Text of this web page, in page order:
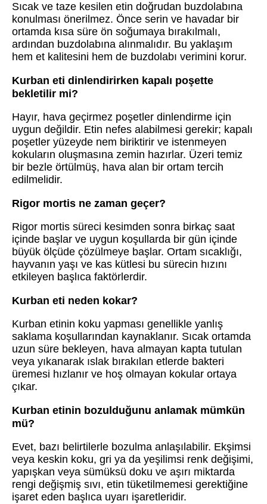
Sıcak ve taze kesilen etin doğrudan buzdolabına
konulması önerilmez. Önce serin ve havadar bir
ortamda kısa süre ön soğumaya bırakılmalı,
ardından buzdolabına alınmalıdır. Bu yaklaşım
hem et kalitesini hem de buzdolabı verimini korur.
Kurban eti dinlendirirken kapalı poşette
bekletilir mi?
Hayır, hava geçirmez poşetler dinlendirme için
uygun değildir. Etin nefes alabilmesi gerekir; kapalı
poşetler yüzeyde nem biriktirir ve istenmeyen
kokuların oluşmasına zemin hazırlar. Üzeri temiz
bir bezle örtülmüş, hava alan bir ortam tercih
edilmelidir.
Rigor mortis ne zaman geçer?
Rigor mortis süreci kesimden sonra birkaç saat
içinde başlar ve uygun koşullarda bir gün içinde
büyük ölçüde çözülmeye başlar. Ortam sıcaklığı,
hayvanın yaşı ve kas kütlesi bu sürecin hızını
etkileyen başlıca faktörlerdir.
Kurban eti neden kokar?
Kurban etinin koku yapması genellikle yanlış
saklama koşullarından kaynaklanır. Sıcak ortamda
uzun süre bekleyen, hava almayan kapta tutulan
veya yıkanarak ıslak bırakılan etlerde bakteri
üremesi hızlanır ve hoş olmayan kokular ortaya
çıkar.
Kurban etinin bozulduğunu anlamak mümkün
mü?
Evet, bazı belirtilerle bozulma anlaşılabilir. Ekşimsi
veya keskin koku, gri ya da yeşilimsi renk değişimi,
yapışkan veya sümüksü doku ve aşırı miktarda
rengi değişmiş sıvı, etin tüketilmemesi gerektiğine
işaret eden başlıca uyarı işaretleridir.